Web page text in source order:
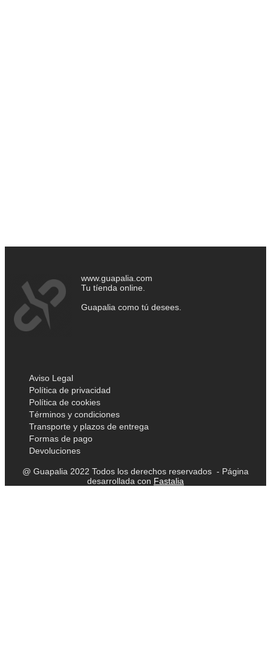
www.guapalia.com
Tu tíenda online.
Guapalia como tú desees.
Aviso Legal
Política de privacidad
Política de cookies
Términos y condiciones
Transporte y plazos de entrega
Formas de pago
Devoluciones
@ Guapalia 2022 Todos los derechos reservados - Página
desarrollada con Fastalia